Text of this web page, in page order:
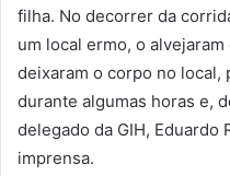
filha. No decorrer da
um local ermo, o
deixaram o corpo no local,
durante algumas horas e,
delegado da GIH,
imprensa.